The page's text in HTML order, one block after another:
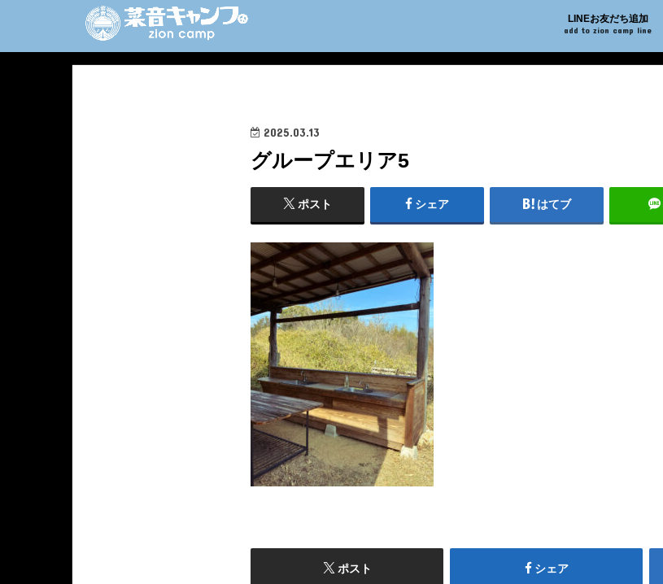
LINEお友だち追加
add to zion camp line
2025.03.13
グループエリア5
ポスト シェア はてブ
ポスト シェア